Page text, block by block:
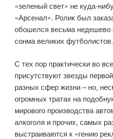
«зеленый свет» не куда-
«Арсенал». Ролик был
обошелся весьма недешево
сонма великих футболистов.
С тех пор практически во
присутствуют звезды
разных сфер жизни – но,
огромных тратах на
мирового производства
алкоголя и прочих, самых
выстраиваются к «гению